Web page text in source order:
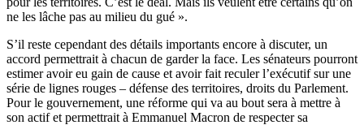
ne les lâche pas au milieu du gué ».
S’il reste cependant des détails importants encore à discuter, un
accord permettrait à chacun de garder la face. Les sénateurs pourront
estimer avoir eu gain de cause et avoir fait reculer l’exécutif sur une
série de lignes rouges – défense des territoires, droits du Parlement.
Pour le gouvernement, une réforme qui va au bout sera à mettre à
son actif et permettrait à Emmanuel Macron de respecter sa